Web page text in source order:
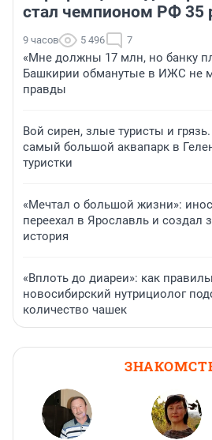
стал чемпионом РФ 35
9 часов 5 496 7
«Мне должны 17 млн, но банку
Башкирии обманутые в ИЖС не
правды
Вой сирен, злые туристы и
самый большой аквапарк в
туристки
«Мечтал о большой жизни»:
переехал в Ярославль и создал
история
«Вплоть до диареи»: как
новосибирский нутрициолог
количество чашек